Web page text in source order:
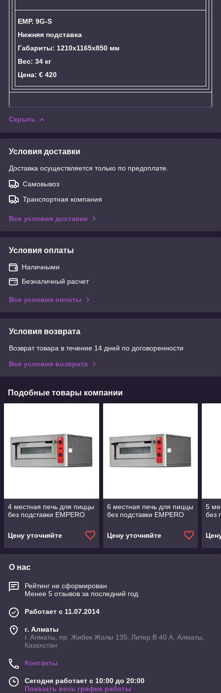
EMP. 9G-S
Нижняя подставка
Габариты: 1210x1165x850 мм
Вес: 34 кг
Цена: € 420
Скрыть
Условия доставки
Доставка осуществляется только по предоплате.
Самовывоз
Транспортная компания
Все условия доставки
Условия оплаты
Наличными
Безналичный расчет
Все условия оплаты
Условия возврата
Возврат товара в течение 14 дней по договоренности
Все условия возврата
Подобные товары компании
4 местная печь для пиццы
без подставки EMPERO
Цену уточняйте
6 местная печь для пиццы
без подставки EMPERO
Цену уточняйте
5
без
О нас
Рейтинг не сформирован
Менее 5 отзывов за последний год
Работает с 11.07.2014
г. Алматы
г. Алматы, пр. Жибек Жолы 135, Литер В 40 А, Алматы,
Казахстан
Контакты
Сегодня работает с 10:00 до 20:00
Показать весь график работы